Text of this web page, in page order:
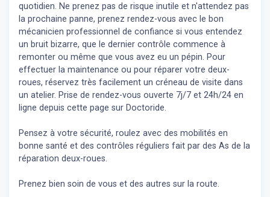
quotidien. Ne prenez pas de risque inutile et n'attendez pas
la prochaine panne, prenez rendez-vous avec le bon
mécanicien professionnel de confiance si vous entendez
un bruit bizarre, que le dernier contrôle commence à
remonter ou même que vous avez eu un pépin. Pour
effectuer la maintenance ou pour réparer votre deux-
roues, réservez très facilement un créneau de visite dans
un atelier. Prise de rendez-vous ouverte 7j/7 et 24h/24 en
ligne depuis cette page sur Doctoride.
Pensez à votre sécurité, roulez avec des mobilités en
bonne santé et des contrôles réguliers fait par des As de la
réparation deux-roues.
Prenez bien soin de vous et des autres sur la route.